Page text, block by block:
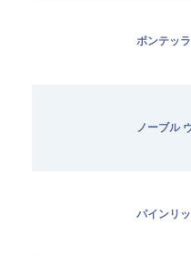
ボンテッ
ノーブル
パインリ